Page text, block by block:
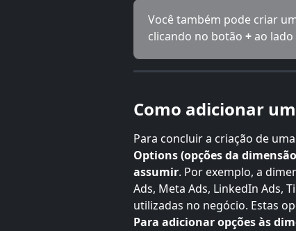
Você também pode criar
clicando no botão + ao
Como adicionar
Para concluir a criação de
Options (opções da
assumir. Por exemplo, a
Ads, Meta Ads, LinkedIn Ads,
utilizadas no negócio. Estas
Para adicionar opções às